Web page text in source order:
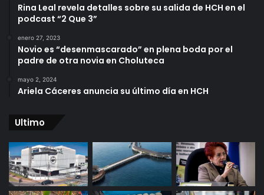
Rina Leal revela detalles sobre su salida de HCH en el
podcast “2 Que 3”
enero 27, 2023
Novio es “desenmascarado” en plena boda por el
padre de otra novia en Choluteca
mayo 2, 2024
Ariela Cáceres anuncia su último día en HCH
Ultimo